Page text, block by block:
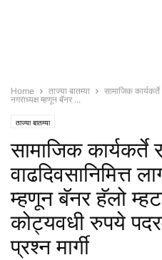
Home ताज्या बातम्या
सामाजिक
नगराध्यक्ष म्हणून बॅनर ...
ताज्या बातम्या
सामाजिक
वाढदिवसानिमित्त
म्हणून बॅनर हॅलो
कोट्यवधी रुपये
प्रश्न मार्गी